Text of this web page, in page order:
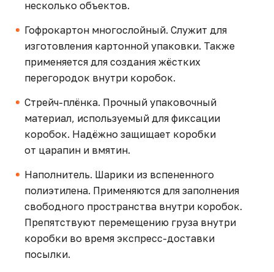
несколько объектов.
Гофрокартон многослойный. Служит для
изготовления картонной упаковки. Также
применяется для создания жёстких
перегородок внутри коробок.
Стрейч-плёнка. Прочный упаковочный
материал, используемый для фиксации
коробок. Надёжно защищает коробки
от царапин и вмятин.
Наполнитель. Шарики из вспененного
полиэтилена. Применяются для заполнения
свободного пространства внутри коробок.
Препятствуют перемещению груза внутри
коробки во время экспресс-доставки
посылки.